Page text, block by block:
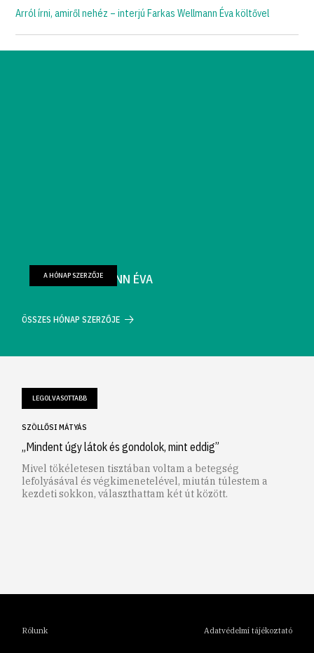
Arról írni, amiről nehéz – interjú Farkas Wellmann Éva költővel
FARKAS WELLMANN ÉVA
A HÓNAP SZERZŐJE
ÖSSZES HÓNAP SZERZŐJE
LEGOLVASOTTABB
SZÖLLŐSI MÁTYÁS
„Mindent úgy látok és gondolok, mint eddig”
Mivel tökéletesen tisztában voltam a betegség
lefolyásával és végkimenetelével, miután túlestem a
kezdeti sokkon, választhattam két út között.
Rólunk Adatvédelmi tájékoztató